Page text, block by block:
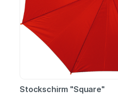
Stockschirm "Square"